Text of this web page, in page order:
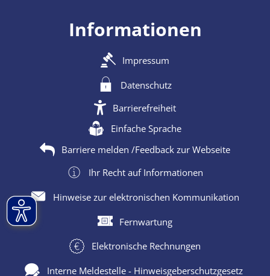
Informationen
Impressum
Datenschutz
Barrierefreiheit
Einfache Sprache
Barriere melden /Feedback zur Webseite
Ihr Recht auf Informationen
Hinweise zur elektronischen Kommunikation
Fernwartung
Elektronische Rechnungen
Interne Meldestelle - Hinweisgeberschutzgesetz